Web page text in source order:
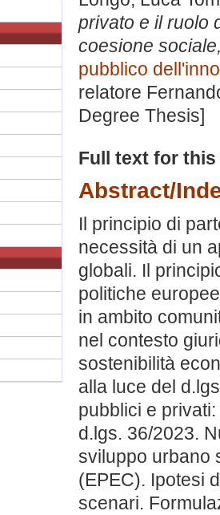
privato e il ruolo
coesione
pubblico
relatore
Degree Thesis]
Full text for
Abstract/
Il principio di
necessità di un
globali. Il
politiche
in ambito
nel contesto
sostenibilità
alla luce del
pubblici e
d.lgs. 36/2023.
sviluppo urbano
(EPEC). Ipotesi
scenari.